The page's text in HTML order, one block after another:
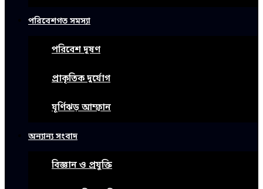
পরিবেশগত সমস্যা
পরিবেশ দূষণ
প্রাকৃতিক দুর্যোগ
ঘূর্ণিঝড় আম্ফান
অন্যান্য সংবাদ
বিজ্ঞান ও প্রযুক্তি